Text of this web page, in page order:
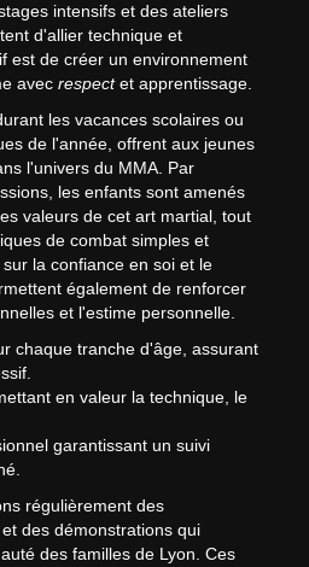
intensifs et des ateliers
d'allier technique et
est de créer un environnement
avecrespectet apprentissage.
les vacances scolaires ou
de l'année, offrent aux jeunes
l'univers du MMA. Par
les enfants sont amenés
valeurs de cet art martial, tout
de combat simples et
la confiance en soi et le
également de renforcer
et l'estime personnelle.
chaque tranche d'âge, assurant
en valeur la technique, le
garantissant un suivi
régulièrement des
des démonstrations qui
des familles de Lyon. Ces